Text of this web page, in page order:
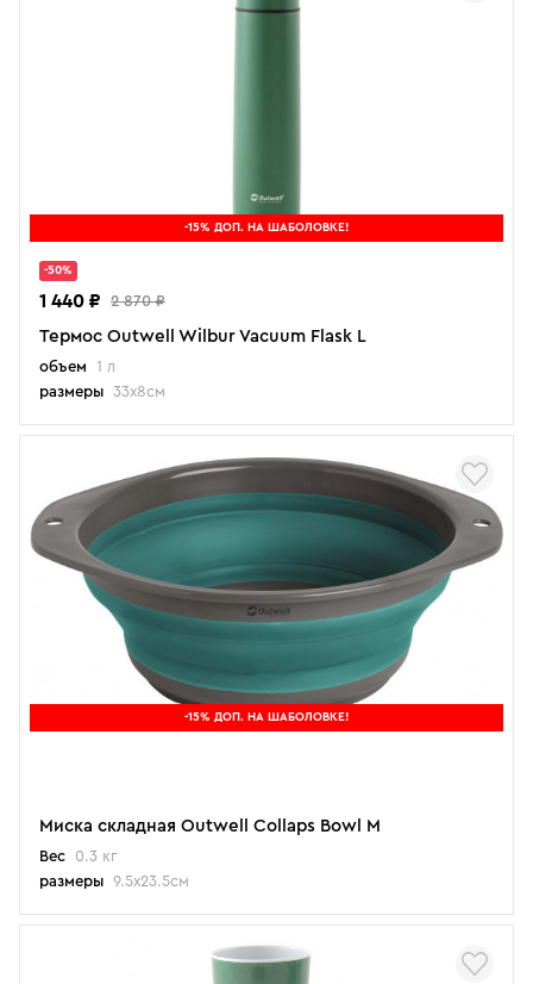
-15% ДОП. НА ШАБОЛОВКЕ!
2 870 ₽
-50%
1 440 ₽
Термос Outwell Wilbur Vacuum Flask L
объем
1 л
размеры
33x8см
-15% ДОП. НА ШАБОЛОВКЕ!
Миска складная Outwell Collaps Bowl M
Вес
0.3 кг
размеры
9.5x23.5см